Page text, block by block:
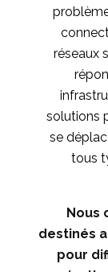
réseaux
solutions
se
tous
Nous
destinés
pour